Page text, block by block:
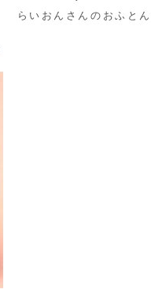
らいおんさんのおふと